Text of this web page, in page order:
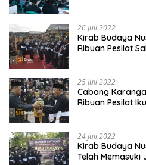
26 Juli 2022
Kirab Budaya
Ribuan Pesilat
25 Juli 2022
Cabang
Ribuan Pesilat
24 Juli 2022
Kirab Budaya
Telah Memasuki